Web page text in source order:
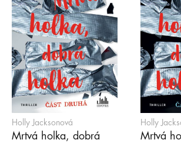
Holly Jacksonová
Mrtvá holka, dobrá
Holly
Mrtvá